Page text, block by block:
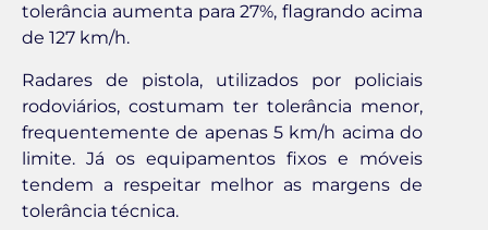
tolerância aumenta para 27%, flagrando acima
de 127 km/h.
Radares de pistola, utilizados por policiais
rodoviários, costumam ter tolerância menor,
frequentemente de apenas 5 km/h acima do
limite. Já os equipamentos fixos e móveis
tendem a respeitar melhor as margens de
tolerância técnica.